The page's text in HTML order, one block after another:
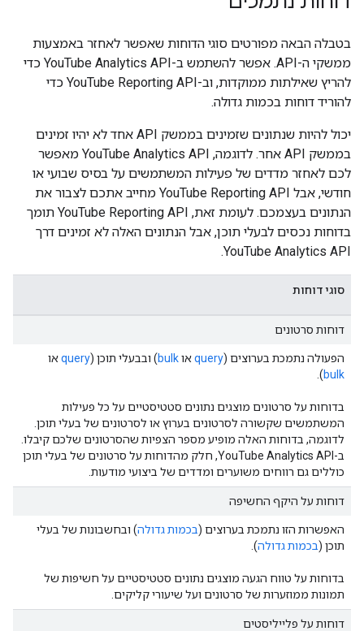
בטבלה הבאה מפורטים סוגי הדוחות שאפשר לאחזר באמצעות
ממשקי ה-API. אפשר להשתמש ב-YouTube Analytics API כדי
להריץ שאילתות ממוקדות, וב-YouTube Reporting API כדי
להוריד דוחות בכמות גדולה.
יכול להיות שנתונים שזמינים בממשק API אחד לא יהיו זמינים
בממשק API אחר. לדוגמה, YouTube Analytics API מאפשר
לכם לאחזר מדדים של פעילות המשתמשים על בסיס שבועי או
חודשי, אבל YouTube Reporting API מחייב אתכם לצבור את
הנתונים בעצמכם. לעומת זאת, YouTube Reporting API תומך
בדוחות נכסים לבעלי תוכן, אבל הנתונים האלה לא זמינים דרך
YouTube Analytics API.
סוגי דוחות
דוחות סרטונים
הפעולה נתמכת בערוצים (queryאוbulk) ובבעלי תוכן (queryאו
bulk
).
בדוחות על סרטונים מוצגים נתונים סטטיסטיים על כל פעילות
המשתמשים שקשורה לסרטונים בערוץ או לסרטונים של בעלי תוכן.
לדוגמה, בדוחות האלה מופיע מספר הצפיות שהסרטונים שלכם קיבלו.
ב-YouTube Analytics API, חלק מהדוחות על סרטונים של בעלי תוכן
כוללים גם רווחים משוערים ומדדים של ביצועי מודעות.
דוחות על היקף החשיפה
האפשרות הזו נתמכת בערוצים (בכמות גדולה) ובחשבונות של בעלי
תוכן (בכמות גדולה).
בדוחות על טווח הגעה מוצגים נתונים סטטיסטיים על חשיפות של
תמונות ממוזערות של סרטונים ועל שיעורי קליקים.
דוחות על פלייליסטים